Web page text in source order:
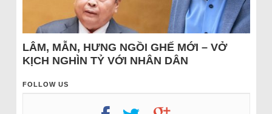
LÂM, MẪN, HƯNG NGỒI GHẾ MỚI – VỞ
KỊCH NGHÌN TỶ VỚI NHÂN DÂN
FOLLOW US